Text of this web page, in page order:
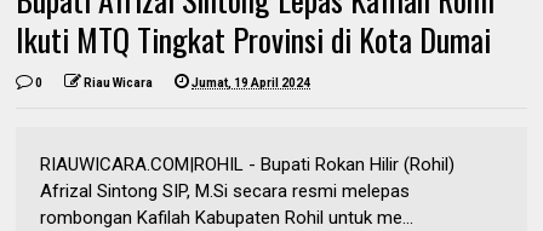
Ikuti MTQ Tingkat Provinsi di Kota Dumai
0 Riau Wicara Jumat, 19 April 2024
RIAUWICARA.COM|ROHIL - Bupati Rokan Hilir (Rohil)
Afrizal Sintong SIP, M.Si secara resmi melepas
rombongan Kafilah Kabupaten Rohil untuk me...